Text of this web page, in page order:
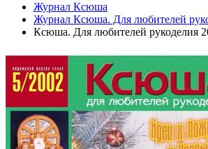
Журнал Ксюша
Журнал Ксюша. Для любителей
Ксюша. Для любителей рукоделия